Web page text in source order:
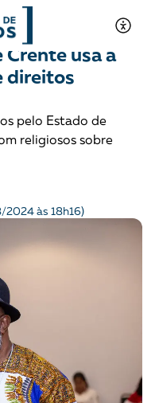
defende
continuar,
Crente usa a
direitos
pelo Estado de
religiosos sobre
às 18h16)